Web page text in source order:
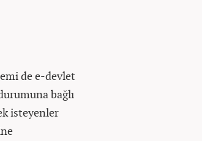
de e-devlet
bağlı
isteyenler